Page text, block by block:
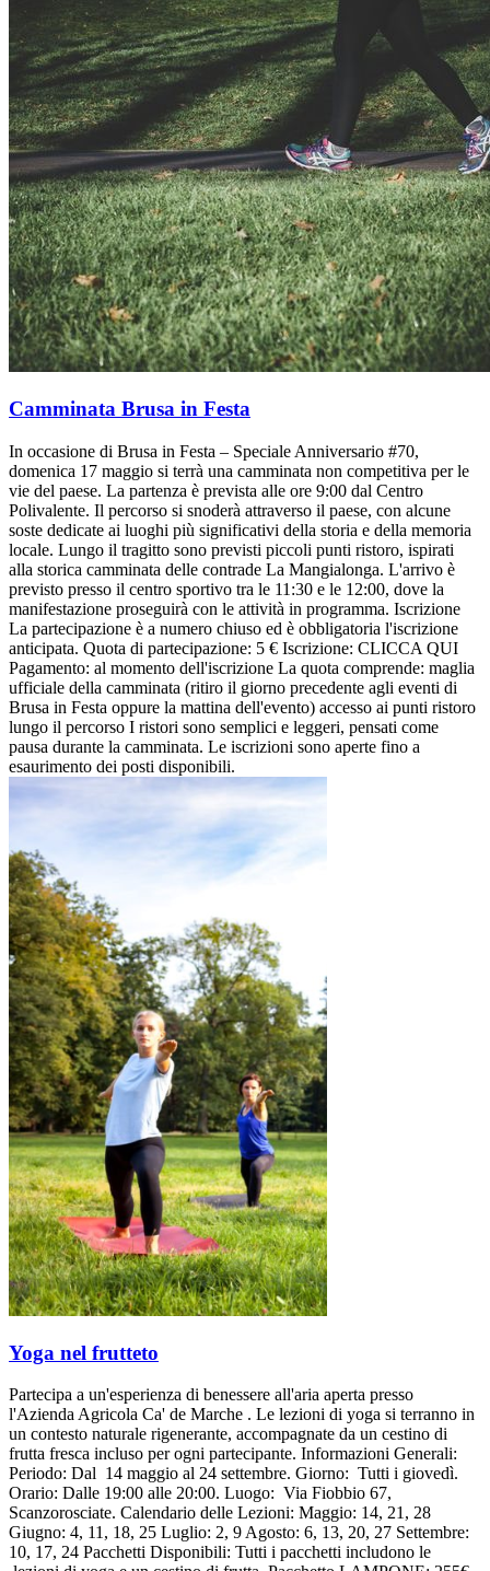
Camminata Brusa in Festa
In occasione di Brusa in Festa – Speciale Anniversario #70,
domenica 17 maggio si terrà una camminata non competitiva per le
vie del paese. La partenza è prevista alle ore 9:00 dal Centro
Polivalente. Il percorso si snoderà attraverso il paese, con alcune
soste dedicate ai luoghi più significativi della storia e della memoria
locale. Lungo il tragitto sono previsti piccoli punti ristoro, ispirati
alla storica camminata delle contrade La Mangialonga. L'arrivo è
previsto presso il centro sportivo tra le 11:30 e le 12:00, dove la
manifestazione proseguirà con le attività in programma. Iscrizione
La partecipazione è a numero chiuso ed è obbligatoria l'iscrizione
anticipata. Quota di partecipazione: 5 € Iscrizione: CLICCA QUI
Pagamento: al momento dell'iscrizione La quota comprende: maglia
ufficiale della camminata (ritiro il giorno precedente agli eventi di
Brusa in Festa oppure la mattina dell'evento) accesso ai punti ristoro
lungo il percorso I ristori sono semplici e leggeri, pensati come
pausa durante la camminata. Le iscrizioni sono aperte fino a
esaurimento dei posti disponibili.
Yoga nel frutteto
Partecipa a un'esperienza di benessere all'aria aperta presso
l'Azienda Agricola Ca' de Marche . Le lezioni di yoga si terranno in
un contesto naturale rigenerante, accompagnate da un cestino di
frutta fresca incluso per ogni partecipante. Informazioni Generali:
Periodo: Dal 14 maggio al 24 settembre. Giorno: Tutti i giovedì.
Orario: Dalle 19:00 alle 20:00. Luogo: Via Fiobbio 67,
Scanzorosciate. Calendario delle Lezioni: Maggio: 14, 21, 28
Giugno: 4, 11, 18, 25 Luglio: 2, 9 Agosto: 6, 13, 20, 27 Settembre:
10, 17, 24 Pacchetti Disponibili: Tutti i pacchetti includono le